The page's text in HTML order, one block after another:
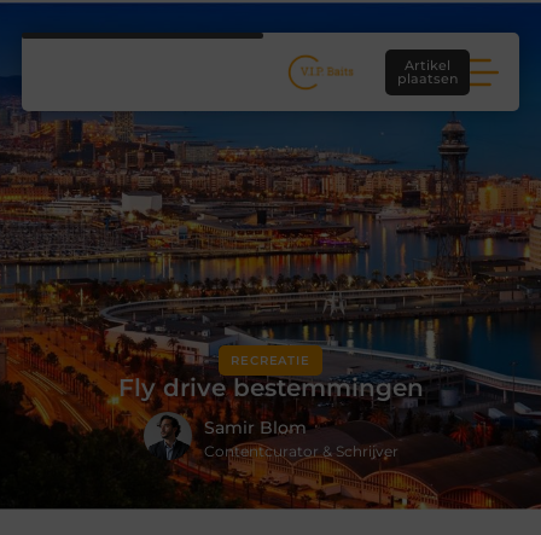
Artikel
plaatsen
RECREATIE
Fly drive bestemmingen
Samir Blom
Contentcurator & Schrijver